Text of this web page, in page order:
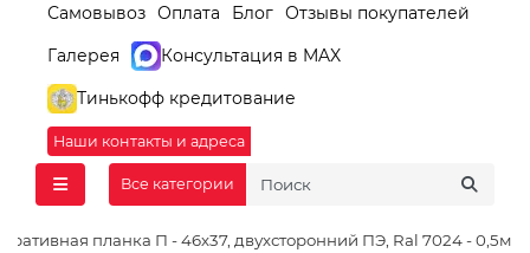
Самовывоз Оплата Блог Отзывы покупателей
Галерея
Консультация в MAX
Тинькофф кредитование
Наши контакты и адреса
Все категории
планка П - 46х37, двухсторонний ПЭ, Ral 7024 - 0,5мм